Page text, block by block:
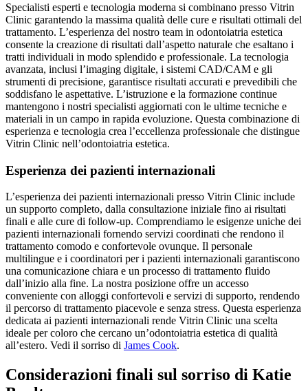
Specialisti esperti e tecnologia moderna si combinano presso Vitrin
Clinic garantendo la massima qualità delle cure e risultati ottimali del
trattamento. L’esperienza del nostro team in odontoiatria estetica
consente la creazione di risultati dall’aspetto naturale che esaltano i
tratti individuali in modo splendido e professionale. La tecnologia
avanzata, inclusi l’imaging digitale, i sistemi CAD/CAM e gli
strumenti di precisione, garantisce risultati accurati e prevedibili che
soddisfano le aspettative. L’istruzione e la formazione continue
mantengono i nostri specialisti aggiornati con le ultime tecniche e
materiali in un campo in rapida evoluzione. Questa combinazione di
esperienza e tecnologia crea l’eccellenza professionale che distingue
Vitrin Clinic nell’odontoiatria estetica.
Esperienza dei pazienti internazionali
L’esperienza dei pazienti internazionali presso Vitrin Clinic include
un supporto completo, dalla consultazione iniziale fino ai risultati
finali e alle cure di follow-up. Comprendiamo le esigenze uniche dei
pazienti internazionali fornendo servizi coordinati che rendono il
trattamento comodo e confortevole ovunque. Il personale
multilingue e i coordinatori per i pazienti internazionali garantiscono
una comunicazione chiara e un processo di trattamento fluido
dall’inizio alla fine. La nostra posizione offre un accesso
conveniente con alloggi confortevoli e servizi di supporto, rendendo
il percorso di trattamento piacevole e senza stress. Questa esperienza
dedicata ai pazienti internazionali rende Vitrin Clinic una scelta
ideale per coloro che cercano un’odontoiatria estetica di qualità
all’estero. Vedi il sorriso di James Cook.
Considerazioni finali sul sorriso di Katie